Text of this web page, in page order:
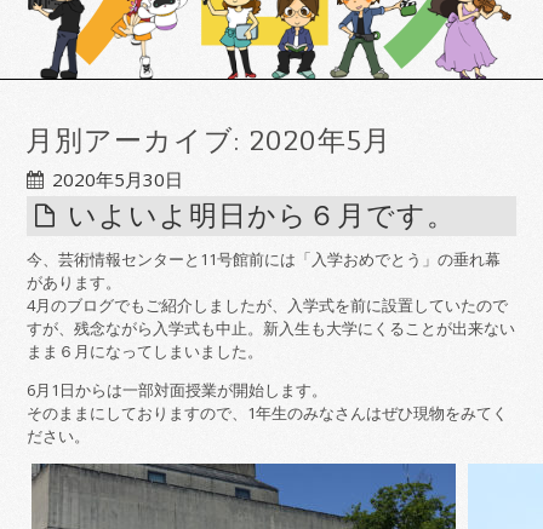
月別アーカイブ: 2020年5月
2020年5月30日
いよいよ明日から６月です。
今、芸術情報センターと11号館前には「入学おめでとう」の垂れ幕
があります。
4月のブログでもご紹介しましたが、入学式を前に設置していたので
すが、残念ながら入学式も中止。新入生も大学にくることが出来ない
まま６月になってしまいました。
6月1日からは一部対面授業が開始します。
そのままにしておりますので、1年生のみなさんはぜひ現物をみてく
ださい。